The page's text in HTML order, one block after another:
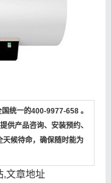
统一的400-9977-658 。
供产品咨询、安装预约、
候待命，确保随时能为
,文章地址